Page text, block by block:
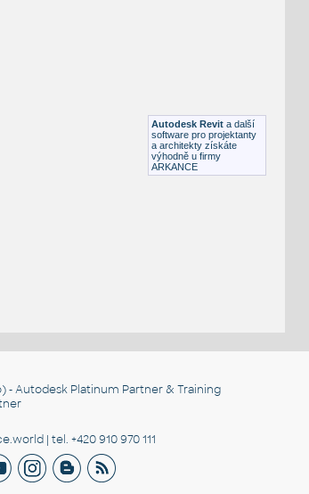
Autodesk Revit a další
software pro projektanty
a architekty získáte
výhodně u firmy
ARKANCE
- Autodesk Platinum Partner & Training
| tel. +420 910 970 111